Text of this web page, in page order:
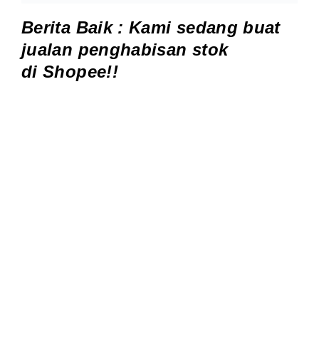
Berita Baik : Kami sedang buat
jualan penghabisan stok
diShopee!!